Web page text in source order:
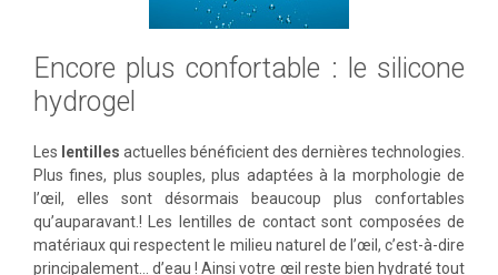
Encore plus confortable : le silicone
hydrogel
Les lentilles actuelles bénéficient des dernières technologies.
Plus fines, plus souples, plus adaptées à la morphologie de
l’œil, elles sont désormais beaucoup plus confortables
qu’auparavant.! Les lentilles de contact sont composées de
matériaux qui respectent le milieu naturel de l’œil, c’est-à-dire
principalement… d’eau ! Ainsi votre œil reste bien hydraté tout